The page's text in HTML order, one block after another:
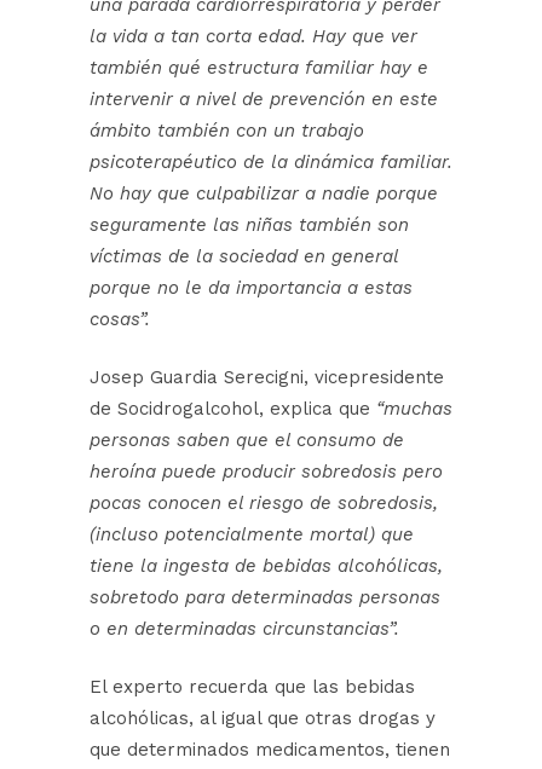
una parada cardiorrespiratoria y perder
la vida a tan corta edad. Hay que ver
también qué estructura familiar hay e
intervenir a nivel de prevención en este
ámbito también con un trabajo
psicoterapéutico de la dinámica familiar.
No hay que culpabilizar a nadie porque
seguramente las niñas también son
víctimas de la sociedad en general
porque no le da importancia a estas
cosas”.
Josep Guardia Serecigni, vicepresidente
de Socidrogalcohol, explica que “muchas
personas saben que el consumo de
heroína puede producir sobredosis pero
pocas conocen el riesgo de sobredosis,
(incluso potencialmente mortal) que
tiene la ingesta de bebidas alcohólicas,
sobretodo para determinadas personas
o en determinadas circunstancias”.
El experto recuerda que las bebidas
alcohólicas, al igual que otras drogas y
que determinados medicamentos, tienen